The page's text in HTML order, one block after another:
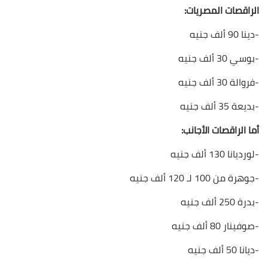
الراقصات المصريات:
-دينا 90 ألف جنيه
-بوسي 30 ألف جنيه
-فروالة 30 ألف جنيه
-بديعة 35 ألف جنيه
أما الراقصات الأجانب:
-لورديانا 130 ألف جنيه
-جوهرة من 100 لـ 120 ألف جنيه
-بدرة 250 ألف جنيه
-صوفينار 80 ألف جنيه
-ديانا 50 ألف جنيه